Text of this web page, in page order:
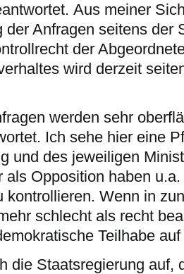
Aus meiner
der Anfragen seitens der
der
wird derzeit
werden sehr
Ich sehe hier eine
und des jeweiligen
als Opposition haben
kontrollieren. Wenn in
schlecht als recht
Teilhabe
die Staatsregierung auf,